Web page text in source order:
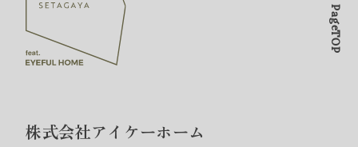
株式会社アイケーホーム
PageTOP